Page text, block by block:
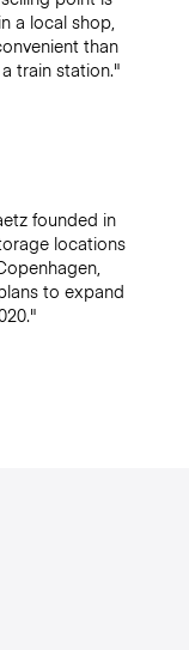
a local shop,
than
train station."
founded in
locations
to expand